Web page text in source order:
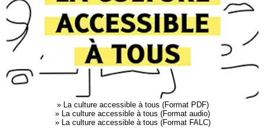
» La culture accessible à tous (Format PDF)
» La culture accessible à tous (Format audio)
» La culture accessible à tous (Format FALC)